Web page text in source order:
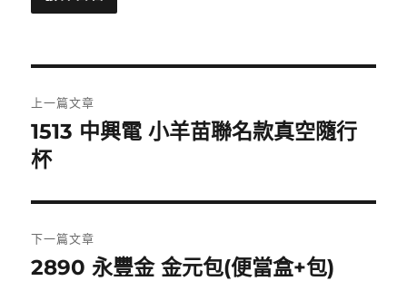
章
導
覽
上一篇文章
上
一
文
章:
1513 中興電 小羊苗聯名款真空隨行
杯
下一篇文章
下
2890 永豐金 金元包(便當盒+包)